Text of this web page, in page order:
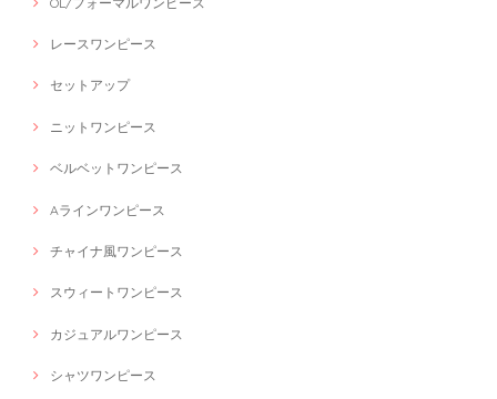
レースワンピース
セットアップ
ニットワンピース
ベルベットワンピース
Aラインワンピース
チャイナ風ワンピース
スウィートワンピース
カジュアルワンピース
シャツワンピース